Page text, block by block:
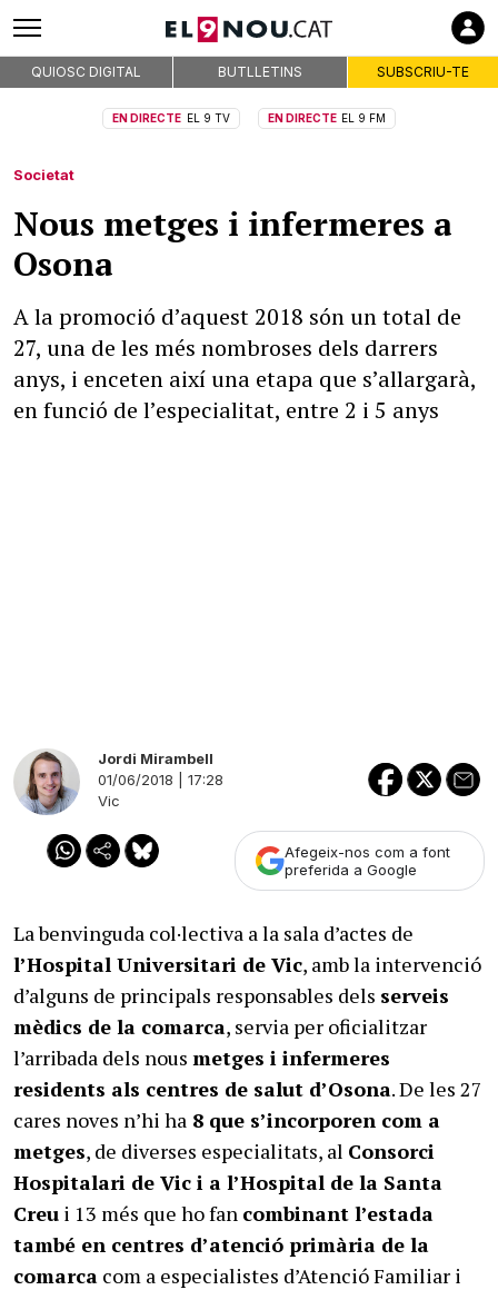
QUIOSC DIGITAL BUTLLETINS SUBSCRIU-TE
EN DIRECTE EL 9 TV EN DIRECTE EL 9 FM
Societat
Nous metges i infermeres a
Osona
A la promoció d’aquest 2018 són un total de
27, una de les més nombroses dels darrers
anys, i enceten així una etapa que s’allargarà,
en funció de l’especialitat, entre 2 i 5 anys
Jordi Mirambell
01/06/2018 | 17:28
Vic
Afegeix-nos com a font
preferida a Google
La benvinguda col·lectiva a la sala d’actes de
l’Hospital Universitari de Vic, amb la intervenció
d’alguns de principals responsables dels serveis
mèdics de la comarca, servia per oficialitzar
l’arribada dels nous metges i infermeres
residents als centres de salut d’Osona. De les 27
cares noves n’hi ha 8 que s’incorporen com a
metges, de diverses especialitats, al Consorci
Hospitalari de Vic i a l’Hospital de la Santa
Creu i 13 més que ho fan combinant l’estada
també en centres d’atenció primària de la
comarca com a especialistes d’Atenció Familiar i